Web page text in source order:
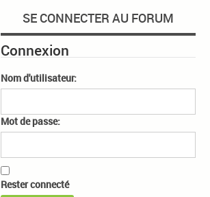
SE CONNECTER AU FORUM
Connexion
Nom d'utilisateur:
Mot de passe:
Rester connecté